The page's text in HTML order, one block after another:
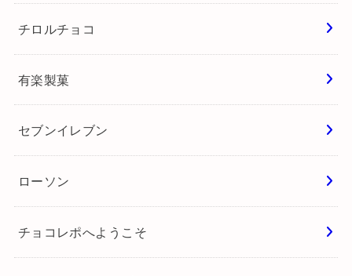
チロルチョコ
有楽製菓
セブンイレブン
ローソン
チョコレポへようこそ